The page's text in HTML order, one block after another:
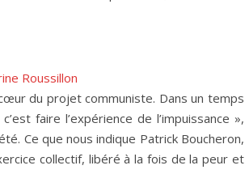
Roussillon
du projet communiste. Dans un temps
faire l’expérience de l’impuissance »,
Ce que nous indique Patrick Boucheron,
collectif, libéré à la fois de la peur et